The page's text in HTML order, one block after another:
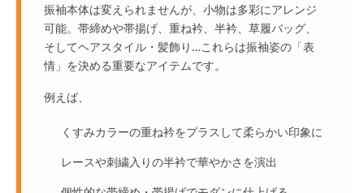
振袖本体は変えられませんが、小物は多彩にアレンジ
可能。帯締めや帯揚げ、重ね衿、半衿、草履バッグ、
そしてヘアスタイル・髪飾り…これらは振袖姿の「表
情」を決める重要なアイテムです。
例えば、
くすみカラーの重ね衿をプラスして柔らかい印象に
レースや刺繍入りの半衿で華やかさを演出